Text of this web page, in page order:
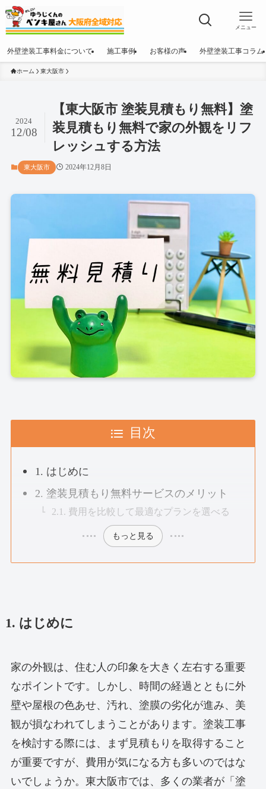
メニュー
外壁塗装工事料金について 施工事例 お客様の声 外壁塗装工事コラム
ホーム 東大阪市
【東大阪市 塗装見積もり無料】塗
装見積もり無料で家の外観をリフ
レッシュする方法
2024
12/08
東大阪市 2024年12月8日
目次
1. はじめに
2. 塗装見積もり無料サービスのメリット
2.1. 費用を比較して最適なプランを選べる
もっと見る
1. はじめに
家の外観は、住む人の印象を大きく左右する重要
なポイントです。しかし、時間の経過とともに外
壁や屋根の色あせ、汚れ、塗膜の劣化が進み、美
観が損なわれてしまうことがあります。塗装工事
を検討する際には、まず見積もりを取得すること
が重要ですが、費用が気になる方も多いのではな
いでしょうか。東大阪市では、多くの業者が「塗